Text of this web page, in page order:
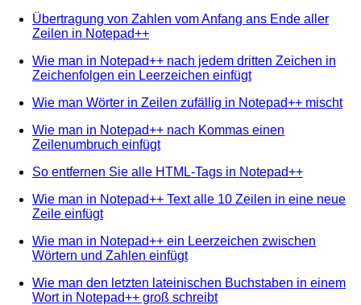
Übertragung von Zahlen vom Anfang ans Ende aller
Zeilen in Notepad++
Wie man in Notepad++ nach jedem dritten Zeichen in
Zeichenfolgen ein Leerzeichen einfügt
Wie man Wörter in Zeilen zufällig in Notepad++ mischt
Wie man in Notepad++ nach Kommas einen
Zeilenumbruch einfügt
So entfernen Sie alle HTML-Tags in Notepad++
Wie man in Notepad++ Text alle 10 Zeilen in eine neue
Zeile einfügt
Wie man in Notepad++ ein Leerzeichen zwischen
Wörtern und Zahlen einfügt
Wie man den letzten lateinischen Buchstaben in einem
Wort in Notepad++ groß schreibt